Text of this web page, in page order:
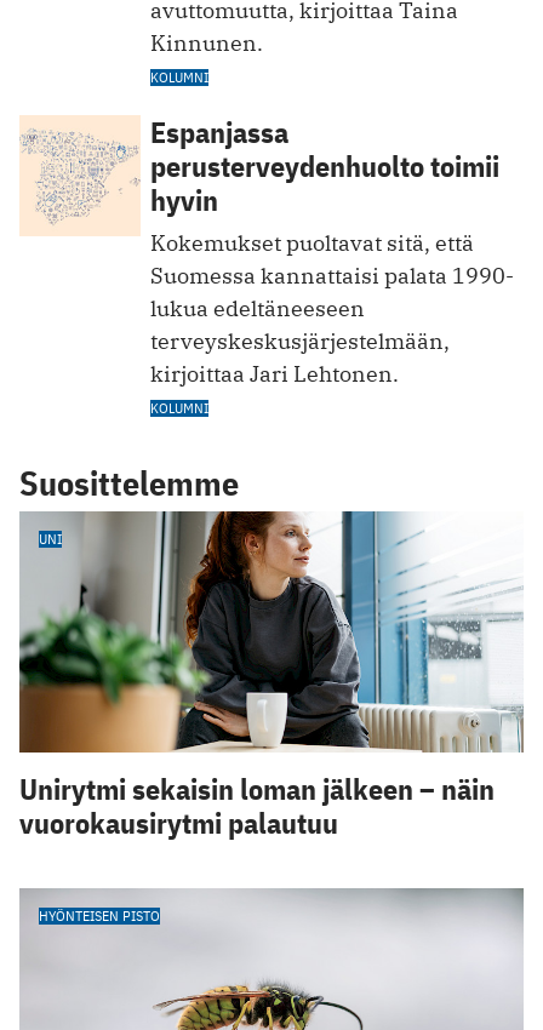
avuttomuutta, kirjoittaa Taina
Kinnunen.
KOLUMNI
Espanjassa
perusterveydenhuolto toimii
hyvin
Kokemukset puoltavat sitä, että
Suomessa kannattaisi palata 1990-
lukua edeltäneeseen
terveyskeskusjärjestelmään,
kirjoittaa Jari Lehtonen.
KOLUMNI
Suosittelemme
UNI
Unirytmi sekaisin loman jälkeen – näin
vuorokausirytmi palautuu
HYÖNTEISEN PISTO